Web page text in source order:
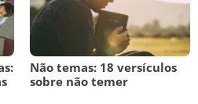
Não temas: 18 versículos
sobre não temer